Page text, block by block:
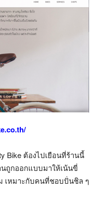
Bike ต้องไปเยือนที่ร้านนี้
ถูกออกแบบมาให้เน้นขี่
เหมาะกับคนที่ชอบปั่นชิล ๆ